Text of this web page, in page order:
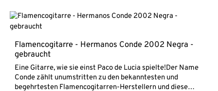
MahagoniEbenholz GriffbrettSattelbreite 50 mmMensur
650 mmLackierung Hochglanz, Decke
SchellackTonabnehmer K&K Pure Classicinkl.
haben wir genau das richtige für dich im Laden!Hier direkt
der Link zur Anfrage per E-Mail -> Anfrage zu Sale
Flamencogitarre - Hermanos Conde 2002 Negra -
gebraucht
Eine Gitarre, wie sie einst Paco de Lucia spielte!Der Name
Conde zählt unumstritten zu den bekanntesten und
begehrtesten Flamencogitarren-Herstellern und diese